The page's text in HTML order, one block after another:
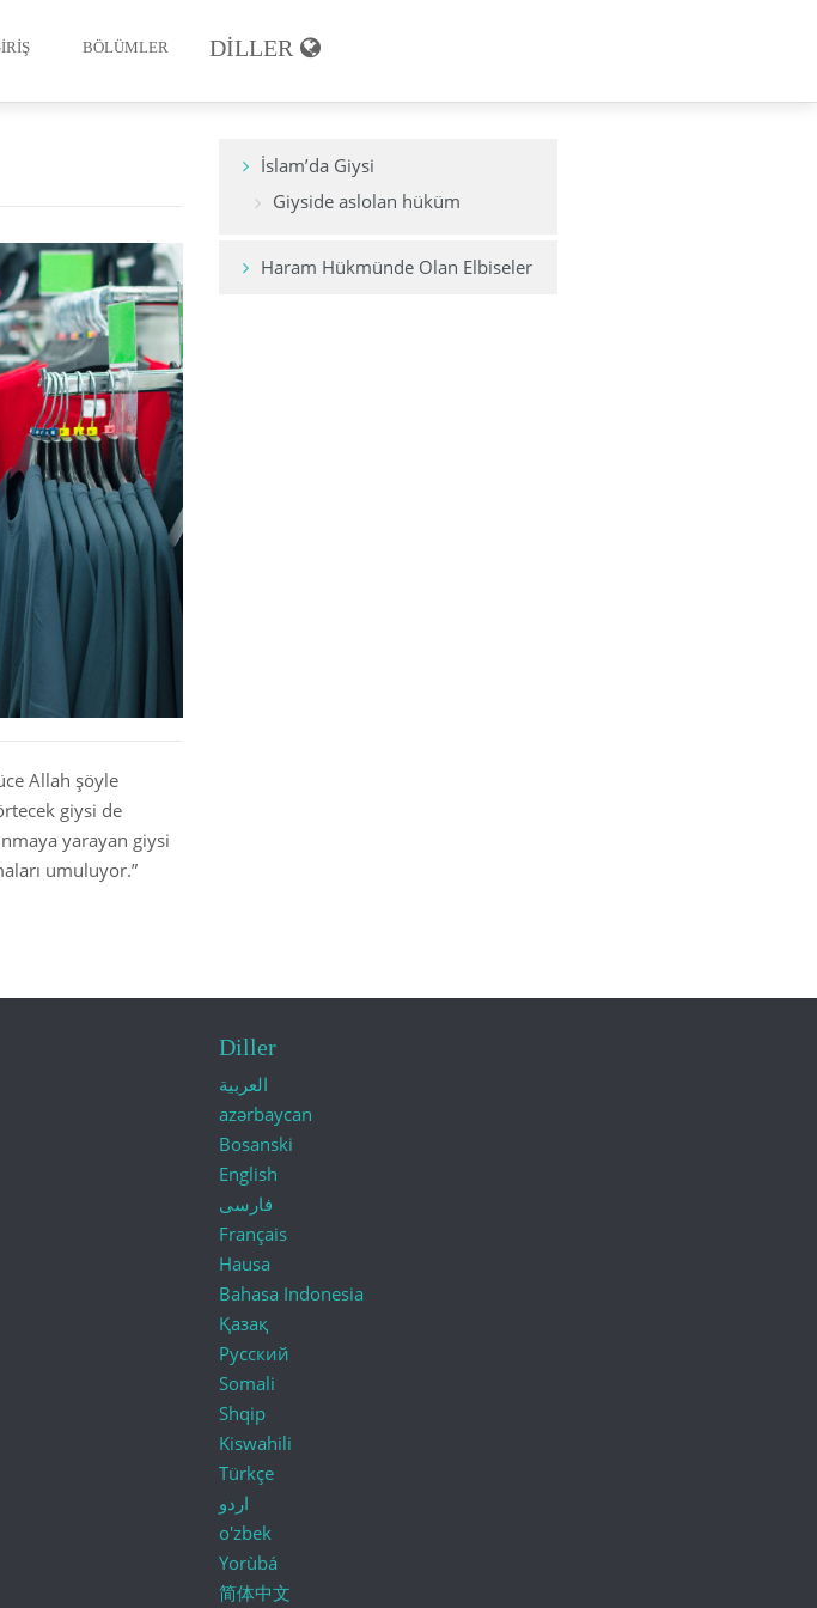
BÖLÜMLER
Müslüman’ın Namazı
Oruç
Zekât
Hac
Ölüm ve Cenaze
Müslümanın Ahlakı
Mali ve Finansal İşlemler
Müslüman Aile
DILLER
Allah şöyle
giysi de
yarayan giysi
umuluyor.”
İslam’da Giysi
Giyside aslolan hüküm
Haram Hükmünde Olan Elbiseler
Diller
العربية
azərbaycan
Bosanski
English
فارسی
Français
Hausa
Bahasa Indonesia
Қазақ
Русский
Somali
Shqip
Kiswahili
Türkçe
اردو
o'zbek
Yorùbá
简体中文